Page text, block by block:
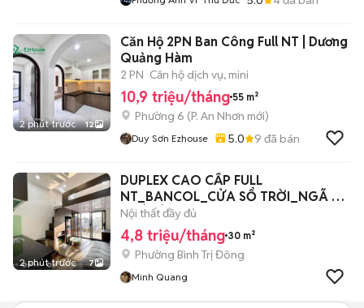
2 phút trước 12
Căn Hộ 2PN Ban Công Full NT | Dương
Quảng Hàm
2 PN Căn hộ dịch vụ, mini
10,9 triệu/tháng 55 m²
Phường 6 (P. An Nhơn mới)
Duy Sơn Ezhouse 5.0 9 đã bán
2 phút trước 7
DUPLEX CAO CẤP FULL
NT_BANCOL_CỬA SỔ TRỜI_NGÃ TƯ
HOÀ BÌNH
Nội thất đầy đủ
4,8 triệu/tháng 30 m²
Phường Bình Trị Đông
Minh Quang